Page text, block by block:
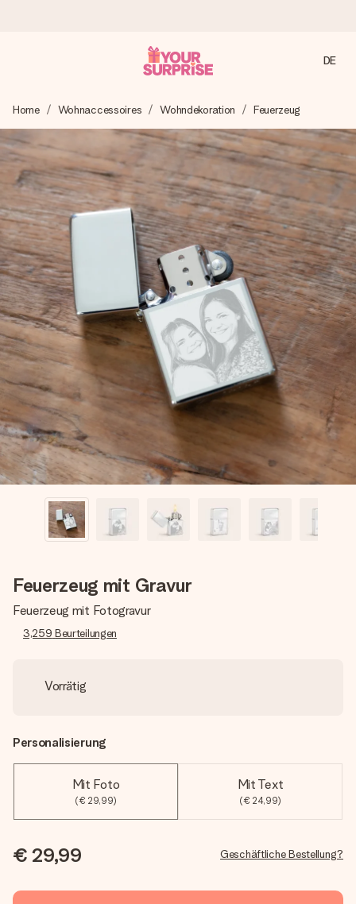
Wir bereiten dein Geschenk sorgfältig vor und schicken es
blitzschnell – damit du es genau zum richtigen Zeitpunkt
überreichen kannst, wenn es am meisten zählt.
4,8 (basierend auf +15.000 Bewertungen)
Unsere Geschenke begeistern. Kunden bewerten uns mit
4,8 bei Google Reviews (Gesamtergebnis aller Länder, in
die wir versenden).
Mit Liebe gemacht, im Handumdrehen
Erstelle etwas Einzigartiges in wenigen Schritten – mit
ihrem Namen, deinem Foto oder einer Nachricht von
Herzen. Kein Stress, nur pure Liebe für den perfekten
Moment.
DE
Home Wohnaccessoires Wohndekoration Feuerzeug
Feuerzeug mit Gravur
Feuerzeug mit Fotogravur
3,259 Beurteilungen
Vorrätig
Personalisierung
Mit Foto
(€ 29,99)
Mit Text
(€ 24,99)
€ 29,99 Geschäftliche Bestellung?